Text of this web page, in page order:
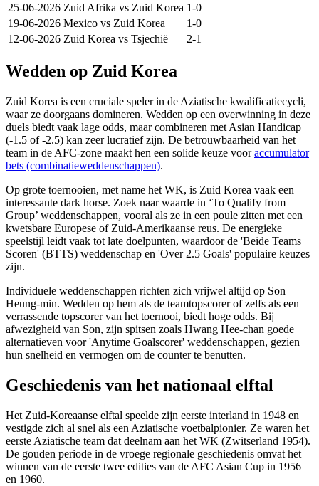
25-06-2026 Zuid Afrika vs Zuid Korea 1-0
19-06-2026 Mexico vs Zuid Korea
1-0
12-06-2026 Zuid Korea vs Tsjechië 2-1
Wedden op Zuid Korea
Zuid Korea is een cruciale speler in de Aziatische kwalificatiecycli,
waar ze doorgaans domineren. Wedden op een overwinning in deze
duels biedt vaak lage odds, maar combineren met Asian Handicap
(-1.5 of -2.5) kan zeer lucratief zijn. De betrouwbaarheid van het
team in de AFC-zone maakt hen een solide keuze vooraccumulator
bets (combinatieweddenschappen).
Op grote toernooien, met name het WK, is Zuid Korea vaak een
interessante dark horse. Zoek naar waarde in ‘To Qualify from
Group’ weddenschappen, vooral als ze in een poule zitten met een
kwetsbare Europese of Zuid-Amerikaanse reus. De energieke
speelstijl leidt vaak tot late doelpunten, waardoor de 'Beide Teams
Scoren' (BTTS) weddenschap en 'Over 2.5 Goals' populaire keuzes
zijn.
Individuele weddenschappen richten zich vrijwel altijd op Son
Heung-min. Wedden op hem als de teamtopscorer of zelfs als een
verrassende topscorer van het toernooi, biedt hoge odds. Bij
afwezigheid van Son, zijn spitsen zoals Hwang Hee-chan goede
alternatieven voor 'Anytime Goalscorer' weddenschappen, gezien
hun snelheid en vermogen om de counter te benutten.
Geschiedenis van het nationaal elftal
Het Zuid-Koreaanse elftal speelde zijn eerste interland in 1948 en
vestigde zich al snel als een Aziatische voetbalpionier. Ze waren het
eerste Aziatische team dat deelnam aan het WK (Zwitserland 1954).
De gouden periode in de vroege regionale geschiedenis omvat het
winnen van de eerste twee edities van de AFC Asian Cup in 1956
en 1960.